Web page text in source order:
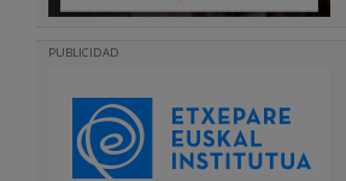
PUBLICIDAD